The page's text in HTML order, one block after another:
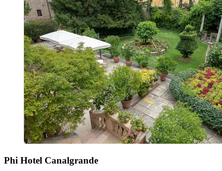
Phi Hotel Canalgrande